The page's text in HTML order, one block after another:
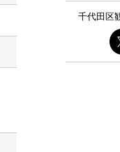
千代田区